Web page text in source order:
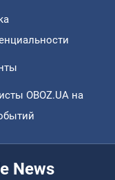
OBOZ.UA на
News